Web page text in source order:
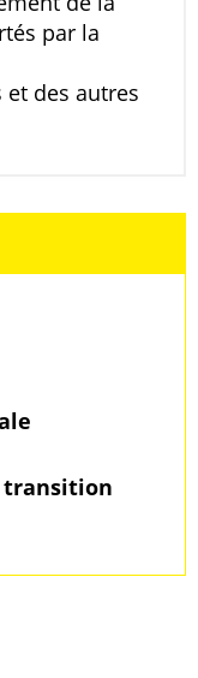
par la
des autres
transition